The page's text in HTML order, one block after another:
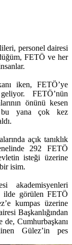
personel dairesi
FETÖ ve her
iken, FETÖ’ye
FETÖ’nün
önünü kesen
bu yana çok kez
açık tanıklık
292 FETÖ
isteği üzerine
isim.
akademisyenleri
ilde görülen FETÖ
kumpas üzerine
Başkanlığından
de, Cumhurbaşkanı
Gülez’in pes